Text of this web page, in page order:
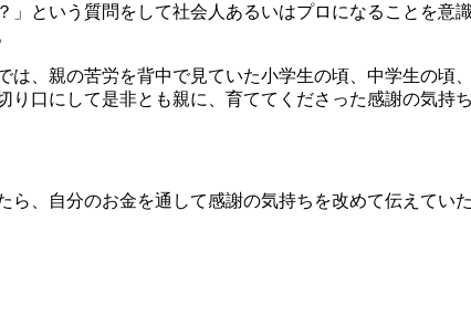
という質問をして社会人あるいはプロになることを
は、親の苦労を背中で見ていた小学生の頃、中学生の
り口にして是非とも親に、育ててくださった感謝の気
、自分のお金を通して感謝の気持ちを改めて伝えて